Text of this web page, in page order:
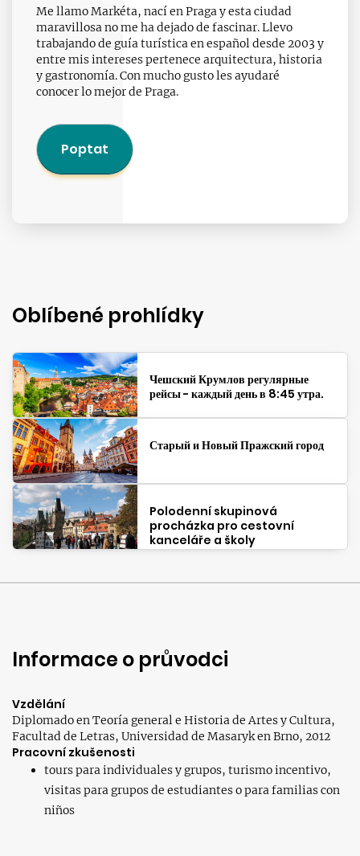
Me llamo Markéta, nací en Praga y esta ciudad
maravillosa no me ha dejado de fascinar. Llevo
trabajando de guía turística en español desde 2003 y
entre mis intereses pertenece arquitectura, historia
y gastronomía. Con mucho gusto les ayudaré
conocer lo mejor de Praga.
Poptat
Oblíbené prohlídky
Чешский Крумлов регулярные
рейсы - каждый день в 8:45 утра.
Старый и Новый Пражский город
Polodenní skupinová
procházka pro cestovní
kanceláře a školy
Informace o průvodci
Vzdělání
Diplomado en Teoría general e Historia de Artes y Cultura,
Facultad de Letras, Universidad de Masaryk en Brno, 2012
Pracovní zkušenosti
tours para individuales y grupos, turismo incentivo,
visitas para grupos de estudiantes o para familias con
niños